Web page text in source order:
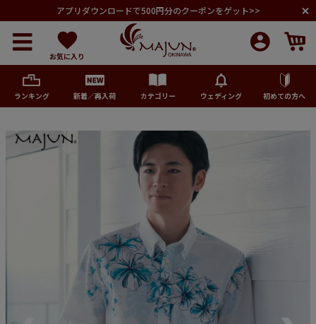
アプリダウンロードで500円分のクーポンをゲット>>
お気に入り
ランキング 新着／再入荷 カテゴリー ウェディング 初めての方へ
メンズ